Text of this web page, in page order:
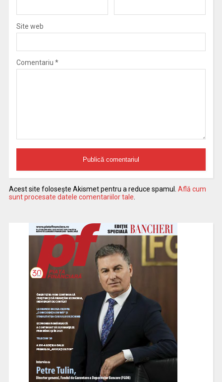
Site web
Comentariu *
Acest site folosește Akismet pentru a reduce spamul. Află cum
sunt procesate datele comentariilor tale.